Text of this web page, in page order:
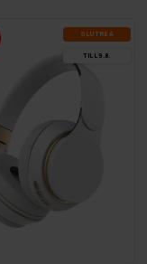
SLUT­REA
TILL 9.8.